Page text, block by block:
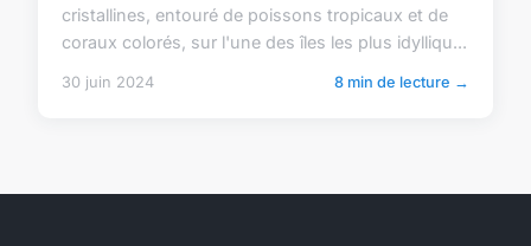
cristallines, entouré de poissons tropicaux et de
coraux colorés, sur l'une des îles les plus idylliqu...
30 juin 2024 8 min de lecture →